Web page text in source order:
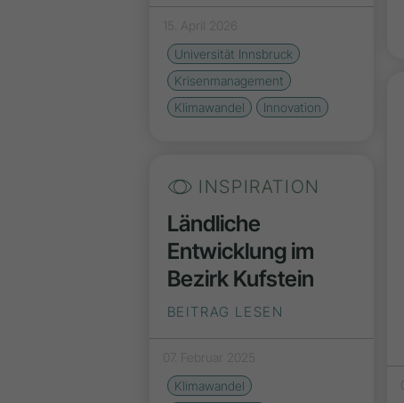
15. April 2026
Universität Innsbruck
Krisenmanagement
Klimawandel
Innovation
INSPIRATION
Ländliche
Entwicklung im
Bezirk Kufstein
BEITRAG LESEN
07. Februar 2025
Klimawandel